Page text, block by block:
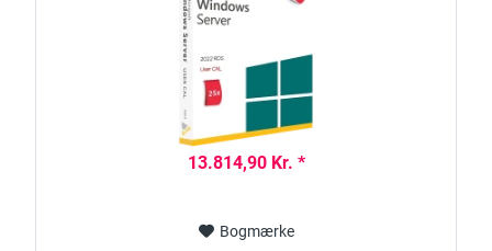
13.814,90 Kr. *
Bogmærke